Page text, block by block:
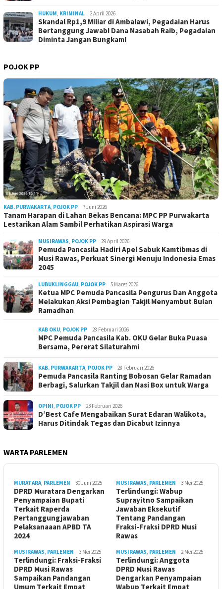
HUKUM, KRIMINAL 2 April 2026
Skandal Rp1,9 Miliar di Ambalawi, Pegadaian Harus
Bertanggung Jawab! Dana Nasabah Raib, Pegadaian
Diminta Jangan Bungkam!
POJOK PP
KAB. PURWAKARTA, POJOK PP 7 Juni 2026
Tanam Harapan di Lahan Bekas Bencana: MPC PP Purwakarta
Lestarikan Alam Sambil Perhatikan Aspirasi Warga
MUSIRAWAS, POJOK PP 29 April 2026
Pemuda Pancasila Hadiri Apel Sabuk Kamtibmas di
Musi Rawas, Perkuat Sinergi Menuju Indonesia Emas
2045
LUBUKLINGGAU, POJOK PP 5 Maret 2026
Ketua MPC Pemuda Pancasila Pengurus Dan Anggota
Melakukan Aksi Pembagian Takjil Menyambut Bulan
Ramadhan
KAB OKU, POJOK PP 28 Februari 2026
MPC Pemuda Pancasila Kab. OKU Gelar Buka Puasa
Bersama, Pererat Silaturahmi
KAB. PURWAKARTA, POJOK PP 28 Februari 2026
Pemuda Pancasila Ranting Bobosan Gelar Ramadan
Berbagi, Salurkan Takjil dan Nasi Box untuk Warga
OPINI, POJOK PP 23 Februari 2026
D’Best Cafe Mengabaikan Surat Edaran Walikota,
Harus Ditindak Tegas dan Dicabut Izinnya
WARTA PARLEMEN
MURATARA, PARLEMEN 30 Juni 2025
DPRD Muratara Dengarkan
Penyampaian Bupati
Terkait Raperda
Pertanggungjawaban
Pelaksanaaan APBD TA
2024
MUSIRAWAS, PARLEMEN 3 Mei 2025
Terlindungi: Wabup
Suprayitno Sampaikan
Jawaban Eksekutif
Tentang Pandangan
Fraksi-Fraksi DPRD Musi
Rawas
MUSIRAWAS, PARLEMEN 3 Mei 2025
Terlindungi: Fraksi-Fraksi
DPRD Musi Rawas
Sampaikan Pandangan
Umum Terkait Empat
MUSIRAWAS, PARLEMEN 2 Mei 2025
Terlindungi: Anggota
DPRD Musi Rawas
Dengarkan Penyampaian
Wabup Terkait Empat